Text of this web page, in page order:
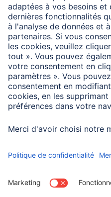
Connecteur
Propriétés spécifiques
Fréquence max.
Taux de transfert de
données max.